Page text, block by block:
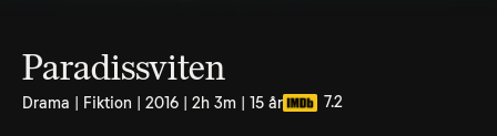
Paradissviten
Drama | Fiktion | 2016 | 2h 3m | 15 år 7.2